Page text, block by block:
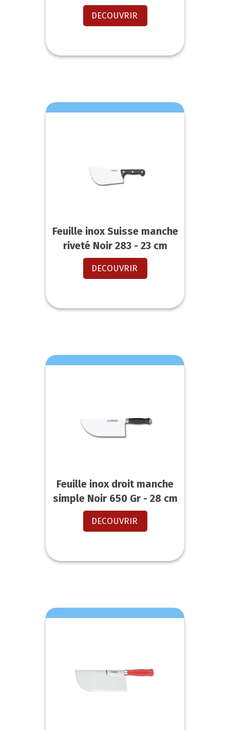
DECOUVRIR
Feuille inox Suisse manche
riveté Noir 283 - 23 cm
DECOUVRIR
Feuille inox droit manche
simple Noir 650 Gr - 28 cm
DECOUVRIR